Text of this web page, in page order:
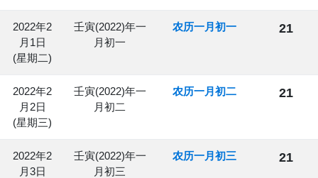
2022年2
月1日
(星期二)
壬寅(2022)年一
月初一
农历一月初一 21
2022年2
月2日
(星期三)
壬寅(2022)年一
月初二
农历一月初二 21
2022年2
月3日
壬寅(2022)年一
月初三
农历一月初三 21